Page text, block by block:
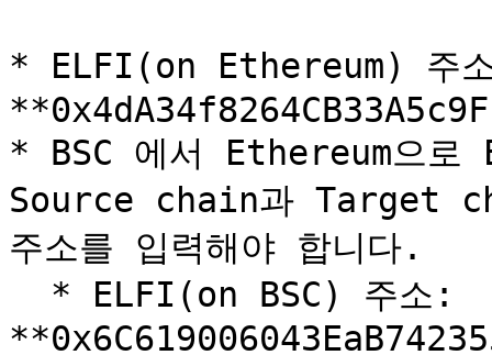
* ELFI(on Ethereum) 주
* BSC 에서 Ethereum으로
Source chain과 Target
주소를 입력해야 합니다.